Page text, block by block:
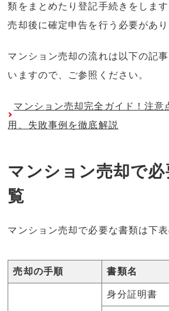
類をまとめたり登記手続きをしま
売却後に確定申告を行う必要があり
マンション売却の流れは以下の記
いますので、ご参照ください。
マンション売却完全ガイド！注意
用、失敗事例を徹底解説
マンション売却で
覧
マンション売却で必要な書類は下表
売却の手順 書類名
身分証明書